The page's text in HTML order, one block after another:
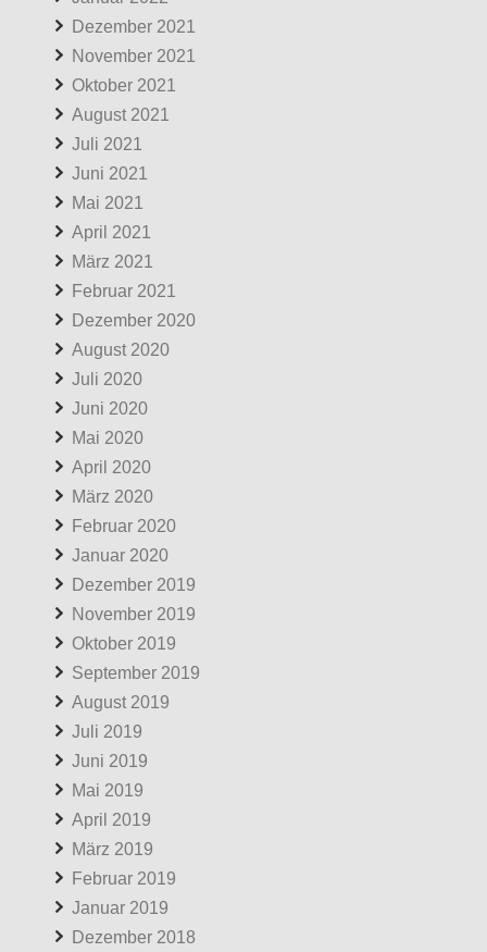
Dezember 2021
November 2021
Oktober 2021
August 2021
Juli 2021
Juni 2021
Mai 2021
April 2021
März 2021
Februar 2021
Dezember 2020
August 2020
Juli 2020
Juni 2020
Mai 2020
April 2020
März 2020
Februar 2020
Januar 2020
Dezember 2019
November 2019
Oktober 2019
September 2019
August 2019
Juli 2019
Juni 2019
Mai 2019
April 2019
März 2019
Februar 2019
Januar 2019
Dezember 2018